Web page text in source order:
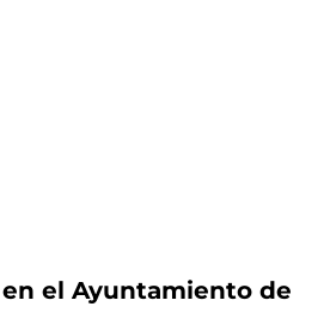
el Ayuntamiento de